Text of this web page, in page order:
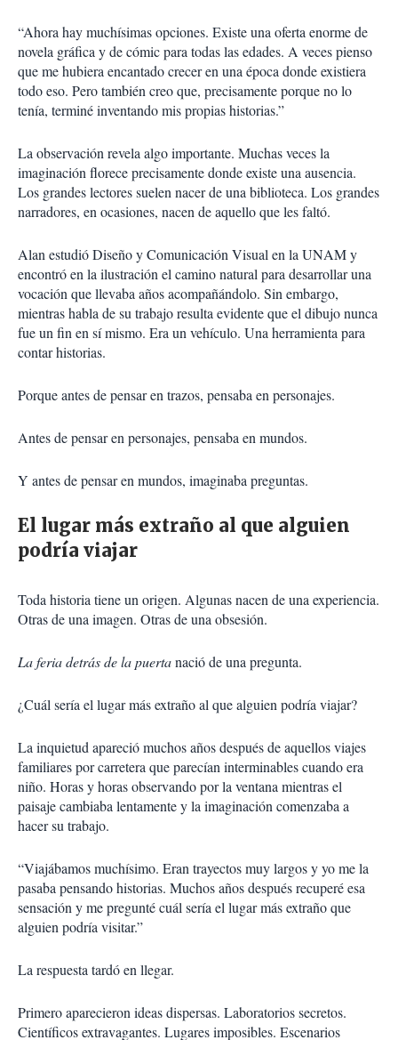
“Ahora hay muchísimas opciones. Existe una oferta enorme de
novela gráfica y de cómic para todas las edades. A veces pienso
que me hubiera encantado crecer en una época donde existiera
todo eso. Pero también creo que, precisamente porque no lo
tenía, terminé inventando mis propias historias.”
La observación revela algo importante. Muchas veces la
imaginación florece precisamente donde existe una ausencia.
Los grandes lectores suelen nacer de una biblioteca. Los grandes
narradores, en ocasiones, nacen de aquello que les faltó.
Alan estudió Diseño y Comunicación Visual en la UNAM y
encontró en la ilustración el camino natural para desarrollar una
vocación que llevaba años acompañándolo. Sin embargo,
mientras habla de su trabajo resulta evidente que el dibujo nunca
fue un fin en sí mismo. Era un vehículo. Una herramienta para
contar historias.
Porque antes de pensar en trazos, pensaba en personajes.
Antes de pensar en personajes, pensaba en mundos.
Y antes de pensar en mundos, imaginaba preguntas.
El lugar más extraño al que alguien
podría viajar
Toda historia tiene un origen. Algunas nacen de una experiencia.
Otras de una imagen. Otras de una obsesión.
La feria detrás de la puertanació de una pregunta.
¿Cuál sería el lugar más extraño al que alguien podría viajar?
La inquietud apareció muchos años después de aquellos viajes
familiares por carretera que parecían interminables cuando era
niño. Horas y horas observando por la ventana mientras el
paisaje cambiaba lentamente y la imaginación comenzaba a
hacer su trabajo.
“Viajábamos muchísimo. Eran trayectos muy largos y yo me la
pasaba pensando historias. Muchos años después recuperé esa
sensación y me pregunté cuál sería el lugar más extraño que
alguien podría visitar.”
La respuesta tardó en llegar.
Primero aparecieron ideas dispersas. Laboratorios secretos.
Científicos extravagantes. Lugares imposibles. Escenarios